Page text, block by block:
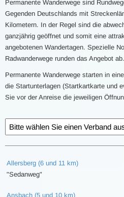
Permanente Wanderwege sind
Gegenden Deutschlands mit
Kilometern. In der Regel sind die
ganzjährig geöffnet und somit eine
angebotenen Wandertagen. Spezielle
Radwanderwege runden das Angebot ab.
Permanente Wanderwege starten in
die Startunterlagen (Startkartkarte und
Sie vor der Anreise die jeweiligen
Allersberg (6 und 11 km)
"Sedanweg"
Ansbach (5 und 10 km)